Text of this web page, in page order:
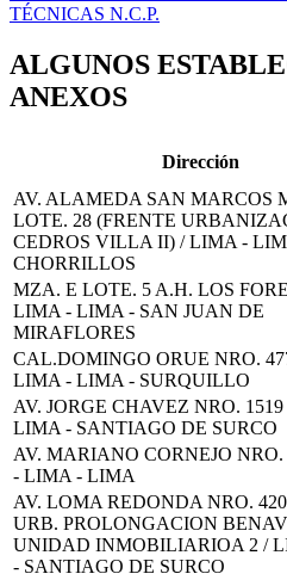
TÉCNICAS N.C.P.
ALGUNOS
ANEXOS
Dirección
AV. ALAMEDA SAN MARCOS
LOTE. 28 (FRENTE
CEDROS VILLA II) / LIMA -
CHORRILLOS
MZA. E LOTE. 5 A.H. LOS
LIMA - LIMA - SAN JUAN DE
MIRAFLORES
CAL.DOMINGO ORUE NRO.
LIMA - LIMA - SURQUILLO
AV. JORGE CHAVEZ NRO.
LIMA - SANTIAGO DE SURCO
AV. MARIANO CORNEJO
- LIMA - LIMA
AV. LOMA REDONDA NRO.
URB. PROLONGACION
UNIDAD INMOBILIARIOA 2 /
- SANTIAGO DE SURCO